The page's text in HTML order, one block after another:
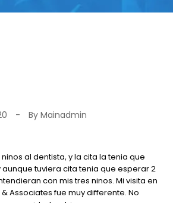
- By Mainadmin
al dentista, y la cita la tenia que
aunque tuviera cita tenia que esperar 2
con mis tres ninos. Mi visita en
Associates fue muy differente. No